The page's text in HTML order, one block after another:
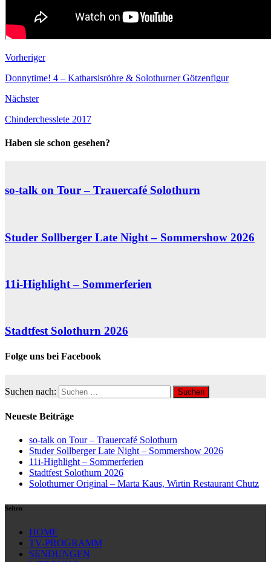
Vorheriger
Donnytime! 4 – Katharsisröhre & Solothurner Götzenfigur
Nächster
Chinderchesslete 2017
Haben sie schon gesehen?
so-talk on Tour – Trauercafé Solothurn
Studer Sollberger Late Night – Sommershow 2026
11i-Highlight – Sommerferien
Stadtfest Solothurn 2026
Folge uns bei Facebook
Suchen nach:
Neueste Beiträge
so-talk on Tour – Trauercafé Solothurn
Studer Sollberger Late Night – Sommershow 2026
11i-Highlight – Sommerferien
Stadtfest Solothurn 2026
Solothurner Original – Marta Kaus, Wirtin Restaurant Chutz
Seiten
HOME
TV-PROGRAMM
SENDUNGEN